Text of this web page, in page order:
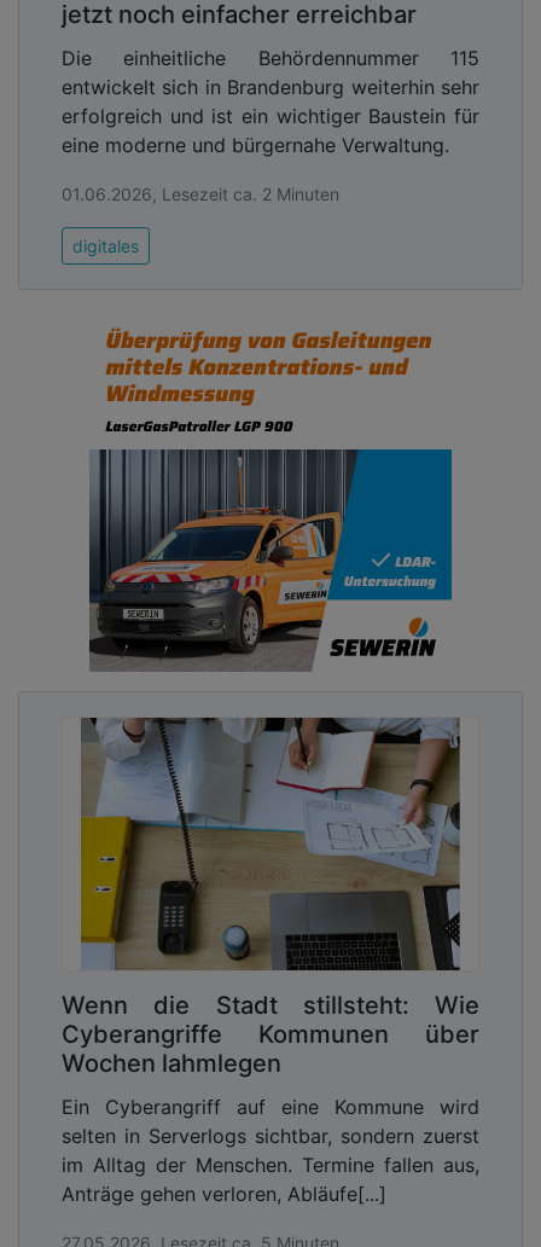
jetzt noch einfacher erreichbar
Die einheitliche Behördennummer 115
entwickelt sich in Brandenburg weiterhin sehr
erfolgreich und ist ein wichtiger Baustein für
eine moderne und bürgernahe Verwaltung.
01.06.2026, Lesezeit ca. 2 Minuten
digitales
Wenn die Stadt stillsteht: Wie
Cyberangriffe Kommunen über
Wochen lahmlegen
Ein Cyberangriff auf eine Kommune wird
selten in Serverlogs sichtbar, sondern zuerst
im Alltag der Menschen. Termine fallen aus,
Anträge gehen verloren, Abläufe[...]
27.05.2026, Lesezeit ca. 5 Minuten